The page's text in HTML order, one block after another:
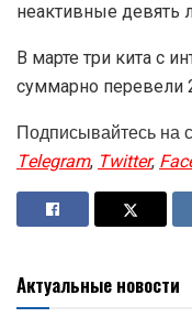
неактивные девять
В марте три кита с
суммарно перевели
Подписывайтесь на
Telegram,Twitter,
Актуальные новости